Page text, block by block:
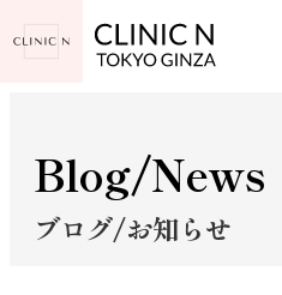
Blog/News
ブログ/お知らせ